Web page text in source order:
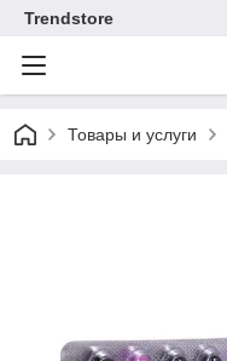
Trendstore
Товары и услуги